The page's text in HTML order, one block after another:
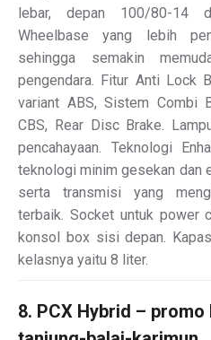
lebar, depan 100/80-14
Wheelbase yang lebih
sehingga semakin
pengendara. Fitur Anti Lock
variant ABS, Sistem Combi
CBS, Rear Disc Brake.
pencahayaan. Teknologi
teknologi minim gesekan dan
serta transmisi yang
terbaik. Socket untuk power
konsol box sisi depan.
kelasnya yaitu 8 liter.
8. PCX Hybrid –